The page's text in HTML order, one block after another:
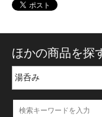
ほかの商品を探